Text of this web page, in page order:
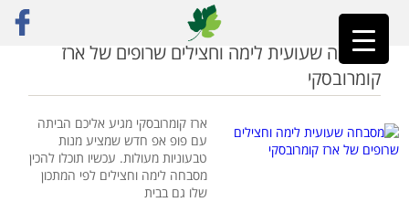
ראשי»ארז קומרובסקי
מסבחה שעועית לימה וחצילים שרופים של ארז
קומרובסקי
ארז קומרובסקי מגיע אליכם הביתה
עם פופ אפ חדש שמציע מנות
טבעוניות מעולות. עכשיו תוכלו להכין
מסבחה לימה וחצילים לפי המתכון
שלו גם בבית